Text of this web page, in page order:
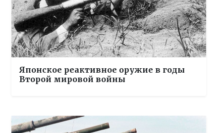
Японское реактивное оружие в годы
Второй мировой войны